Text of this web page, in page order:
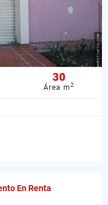
30
Área m2
En Renta